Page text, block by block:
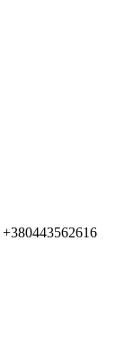
+380443562616